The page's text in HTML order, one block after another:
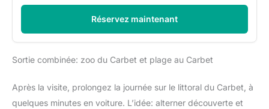
Réservez maintenant
Sortie combinée: zoo du Carbet et plage au Carbet
Après la visite, prolongez la journée sur le littoral du Carbet, à
quelques minutes en voiture. L’idée: alterner découverte et